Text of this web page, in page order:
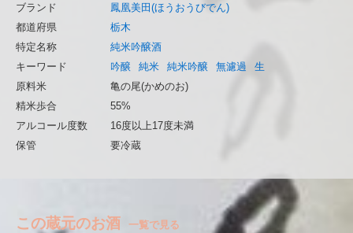
ブランド
鳳凰美田(ほうおうびでん)
都道府県
栃木
特定名称
純米吟醸酒
キーワード
吟醸 純米 純米吟醸 無濾過
生
原料米
亀の尾(かめのお)
精米歩合
55%
アルコール度数
16度以上17度未満
保管
要冷蔵
この蔵元のお酒 一覧で見る